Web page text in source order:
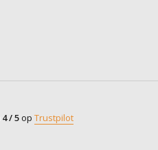
4 / 5op Trustpilot